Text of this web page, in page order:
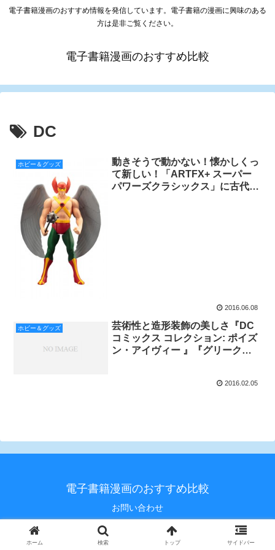
電子書籍漫画のおすすめ情報を発信しています。電子書籍の漫画に興味のある
方は是非ご覧ください。
電子書籍漫画のおすすめ比較
DC
ホビー＆グッズ
動きそうで動かない！懐かしくっ
て新しい！「ARTFX+ スーパー
パワーズクラシックス」に古代か
2016.06.08
ホビー＆グッズ
芸術性と造形装飾の美しさ『DC
コミックス コレクション: ポイズ
ン・アイヴィー 』『グリーク・
2016.02.05
電子書籍漫画のおすすめ比較
お問い合わせ
© 2020 電子書籍漫画のおすすめ比較.
ホーム 検索 トップ サイドバー